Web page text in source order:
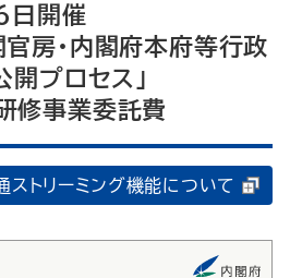
開催
房・内閣府本府等行政
開プロセス」
修事業委託費
ストリーミング機能について